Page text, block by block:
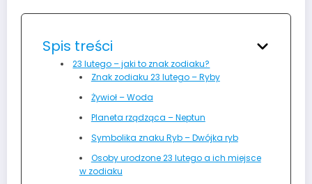
Spis treści
23 lutego – jaki to znak zodiaku?
Znak zodiaku 23 lutego – Ryby
Żywioł – Woda
Planeta rządząca – Neptun
Symbolika znaku Ryb – Dwójka ryb
Osoby urodzone 23 lutego a ich miejsce
w zodiaku